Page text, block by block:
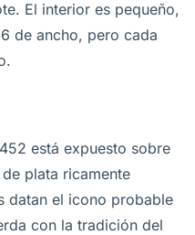
El interior es pequeño,
de ancho, pero cada
está expuesto sobre
plata ricamente
datan el icono probable
con la tradición del